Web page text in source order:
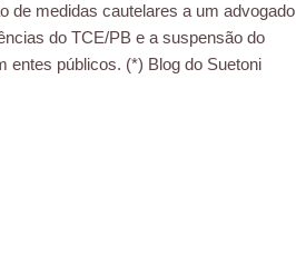
de medidas cautelares a um advogado
do TCE/PB e a suspensão do
entes públicos. (*) Blog do Suetoni